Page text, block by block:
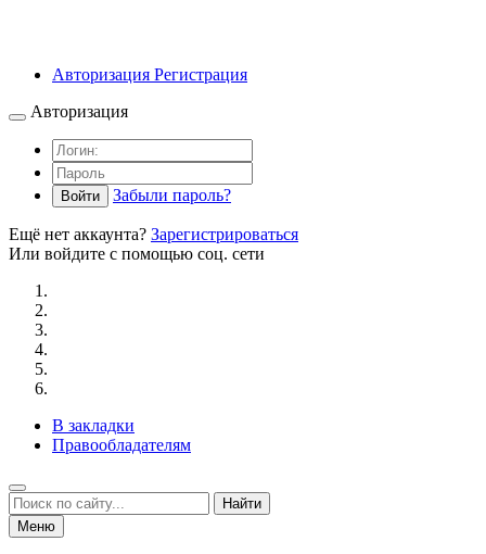
Авторизация Регистрация
Авторизация
Войти Забыли пароль?
Ещё нет аккаунта? Зарегистрироваться
Или войдите с помощью соц. сети
В закладки
Правообладателям
Найти
Меню